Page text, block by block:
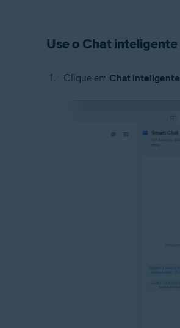
Use o Chat inteligente
Clique em Chat inteligente